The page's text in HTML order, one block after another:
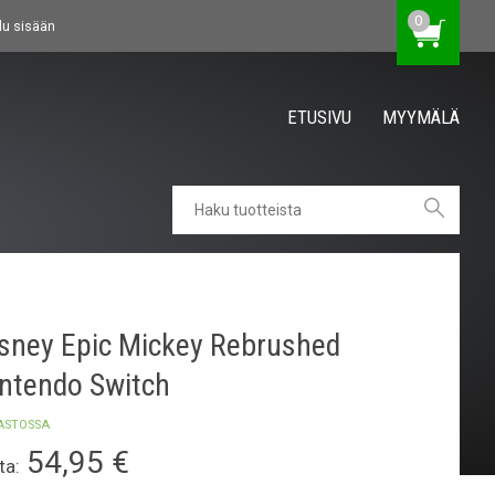
sisään 0
ETUSIVU MYYMÄLÄ
Epic Mickey Rebrushed
Switch
54,95 €